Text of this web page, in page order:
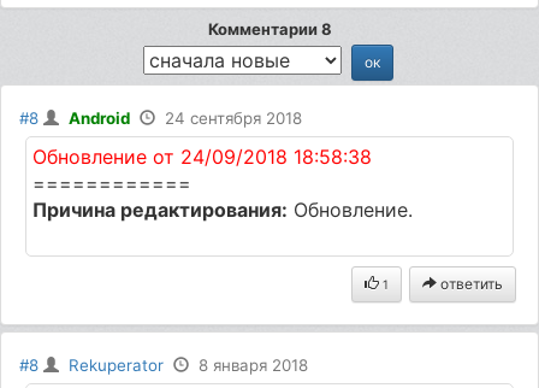
Комментарии 8
#8 Android 24 сентября 2018
Обновление от 24/09/2018 18:58:38
============
Причина редактирования: Обновление.
1 ответить
#8 Rekuperator 8 января 2018